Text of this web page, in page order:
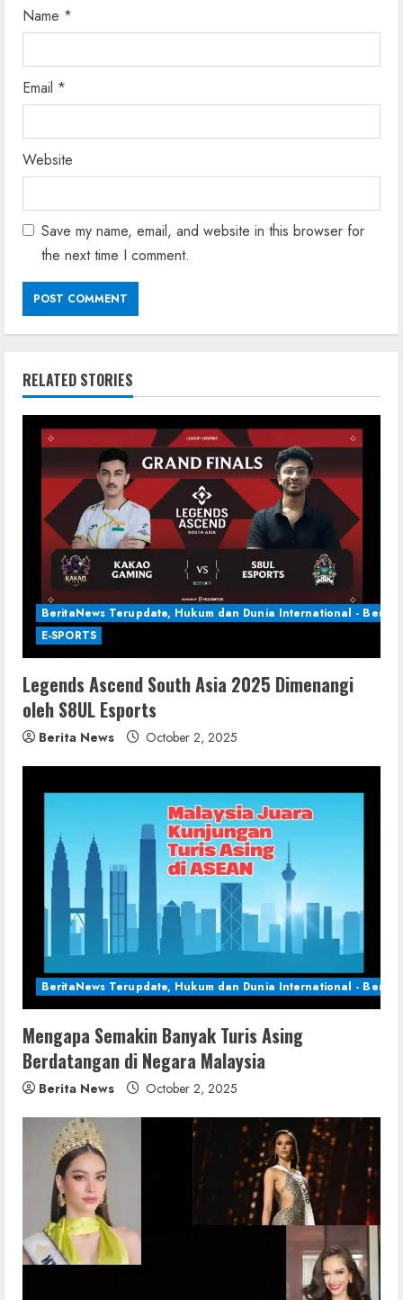
Name *
Email *
Website
Save my name, email, and website in this browser for
the next time I comment.
RELATED STORIES
BeritaNews Terupdate, Hukum dan Dunia International - Berita
E-SPORTS
Legends Ascend South Asia 2025 Dimenangi
oleh S8UL Esports
Berita News October 2, 2025
BeritaNews Terupdate, Hukum dan Dunia International - Berita
Mengapa Semakin Banyak Turis Asing
Berdatangan di Negara Malaysia
Berita News October 2, 2025